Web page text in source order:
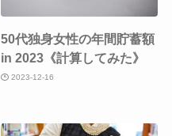
50代独身女性の年間貯蓄額
in 2023《計算してみた》
2023-12-16